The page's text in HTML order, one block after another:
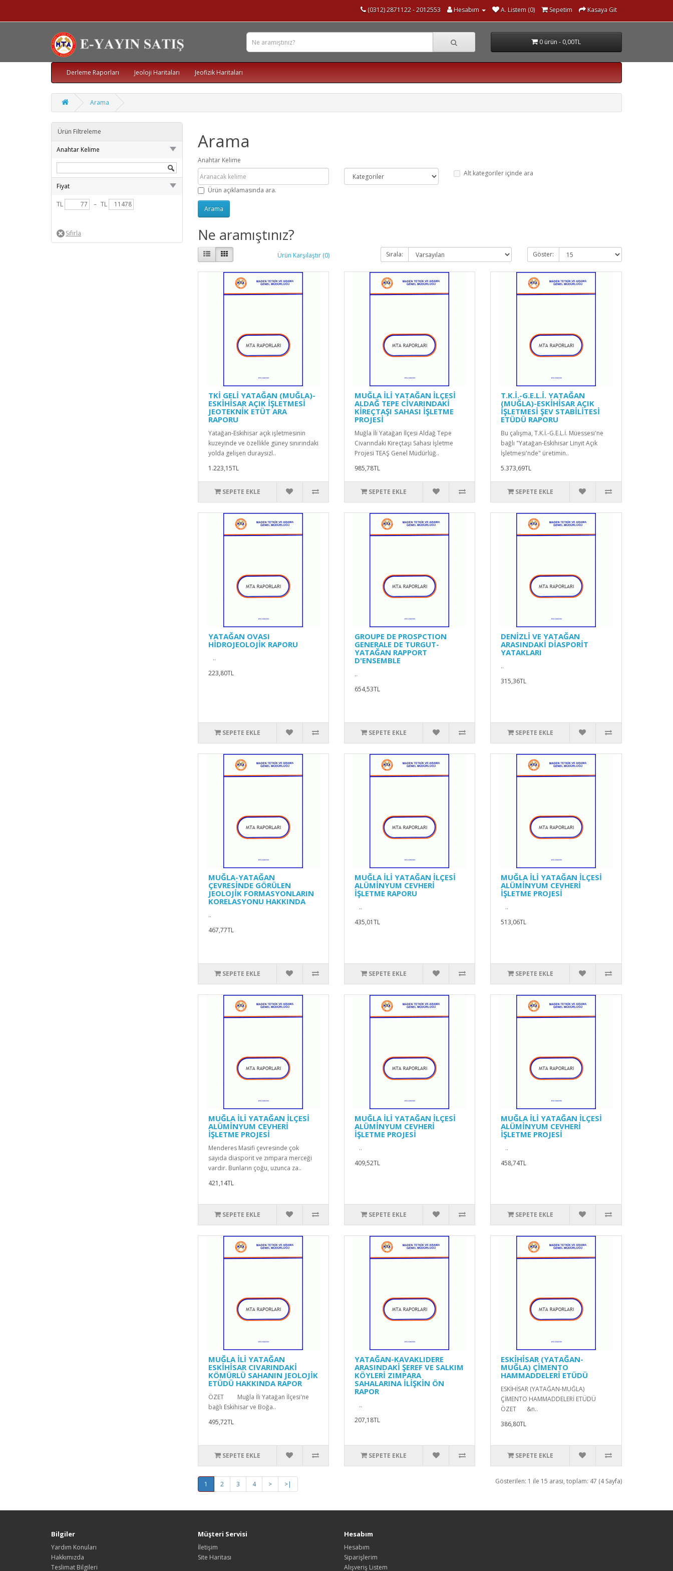
(0312) 2871122 - 2012553 Hesabım A. Listem (0) Sepetim Kasaya Git
0 ürün - 0,00TL
Derleme Raporları Jeoloji Haritaları Jeofizik Haritaları
Arama
Ürün Filtreleme
Anahtar Kelime
Fiyat
TL – TL
Arama
Anahtar Kelime
Alt kategoriler içinde ara
Ürün açıklamasında ara.
Ne aramıştınız?
Ürün Karşılaştır (0) Sırala: Göster:
TKİ GELİ YATAĞAN (MUĞLA)-
ESKİHİSAR AÇIK İŞLETMESİ
JEOTEKNİK ETÜT ARA
RAPORU
Yatağan-Eskihisar açık işletmesinin
kuzeyinde ve özellikle güney sınırındaki
yolda gelişen duraysızl..
1.223,15TL
SEPETE EKLE
MUĞLA İLİ YATAĞAN İLÇESİ
ALDAĞ TEPE CİVARINDAKİ
KİREÇTAŞI SAHASI İŞLETME
PROJESİ
Muğla İli Yatağan İlçesi Aldağ Tepe
Civarındaki Kireçtaşı Sahası İşletme
Projesi TEAŞ Genel Müdürlüğ..
985,78TL
SEPETE EKLE
T.K.İ.-G.E.L.İ. YATAĞAN
(MUĞLA)-ESKİHİSAR AÇIK
İŞLETMESİ ŞEV STABİLİTESİ
ETÜDÜ RAPORU
Bu çalışma, T.K.İ.-G.E.L.İ. Müessesi'ne
bağlı "Yatağan-Eskihisar Linyit Açık
İşletmesi'nde" üretimin..
5.373,69TL
SEPETE EKLE
YATAĞAN OVASI
HİDROJEOLOJİK RAPORU
..
223,80TL
SEPETE EKLE
GROUPE DE PROSPCTION
GENERALE DE TURGUT-
YATAĞAN RAPPORT
D'ENSEMBLE
..
654,53TL
SEPETE EKLE
DENİZLİ VE YATAĞAN
ARASINDAKİ DİASPORİT
YATAKLARI
..
315,36TL
SEPETE EKLE
MUĞLA-YATAĞAN
ÇEVRESİNDE GÖRÜLEN
JEOLOJİK FORMASYONLARIN
KORELASYONU HAKKINDA
..
467,77TL
SEPETE EKLE
MUĞLA İLİ YATAĞAN İLÇESİ
ALÜMİNYUM CEVHERİ
İŞLETME RAPORU
..
435,01TL
SEPETE EKLE
MUĞLA İLİ YATAĞAN İLÇESİ
ALÜMİNYUM CEVHERİ
İŞLETME PROJESİ
..
513,06TL
SEPETE EKLE
MUĞLA İLİ YATAĞAN İLÇESİ
ALÜMİNYUM CEVHERİ
İŞLETME PROJESİ
Menderes Masifi çevresinde çok
sayıda diasporit ve zımpara merceği
vardır. Bunların çoğu, uzunca za..
421,14TL
SEPETE EKLE
MUĞLA İLİ YATAĞAN İLÇESİ
ALÜMİNYUM CEVHERİ
İŞLETME PROJESİ
..
409,52TL
SEPETE EKLE
MUĞLA İLİ YATAĞAN İLÇESİ
ALÜMİNYUM CEVHERİ
İŞLETME PROJESİ
..
458,74TL
SEPETE EKLE
MUĞLA İLİ YATAĞAN
ESKİHİSAR CIVARINDAKİ
KÖMÜRLÜ SAHANIN JEOLOJİK
ETÜDÜ HAKKINDA RAPOR
ÖZET Muğla İli Yatağan İlçesi'ne
bağlı Eskihisar ve Boğa..
495,72TL
SEPETE EKLE
YATAĞAN-KAVAKLIDERE
ARASINDAKİ ŞEREF VE SALKIM
KÖYLERİ ZIMPARA
SAHALARINA İLİŞKİN ÖN
RAPOR
..
207,18TL
SEPETE EKLE
ESKİHİSAR (YATAĞAN-
MUĞLA) ÇİMENTO
HAMMADDELERİ ETÜDÜ
ESKİHİSAR (YATAĞAN-MUĞLA)
ÇİMENTO HAMMADDELERİ ETÜDÜ
ÖZET &n..
386,80TL
SEPETE EKLE
1 2 3 4 > >| Gösterilen: 1 ile 15 arası, toplam: 47 (4 Sayfa)
Bilgiler
Yardım Konuları
Hakkımızda
Teslimat Bilgileri
Müşteri Servisi
İletişim
Site Haritası
Hesabım
Hesabım
Siparişlerim
Alışveriş Listem